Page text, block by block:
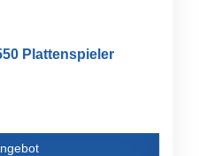
Plattenspieler